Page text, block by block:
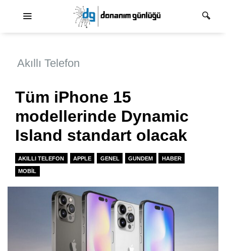
Akıllı Telefon
Tüm iPhone 15
modellerinde Dynamic
Island standart olacak
AKILLI TELEFON APPLE GENEL GUNDEM HABER
MOBIL